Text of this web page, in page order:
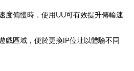
度偏慢時，使用UU可有效提升傳輸速
戲區域，便於更換IP位址以體驗不同